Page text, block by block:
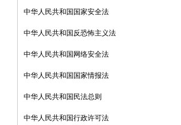
中华人民共和国国家安全法
中华人民共和国反恐怖主义法
中华人民共和国网络安全法
中华人民共和国国家情报法
中华人民共和国民法总则
中华人民共和国行政许可法